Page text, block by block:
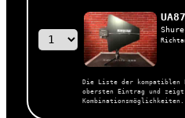
Shure
Die Liste der kompatiblen
obersten Eintrag und
Kombinationsmöglichkeiten.